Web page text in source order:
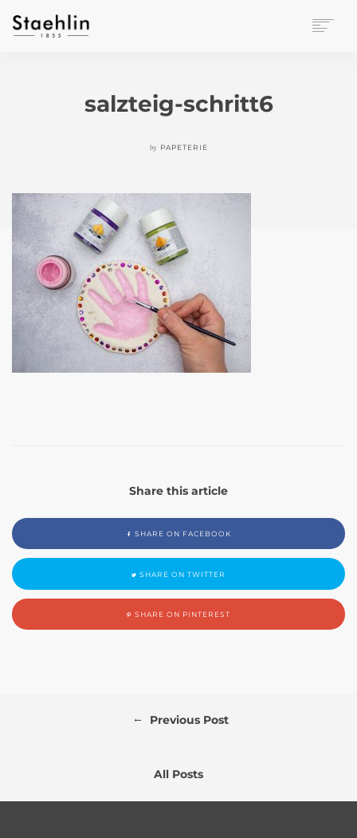
VERANSTALTUNGEN
salzteig-schritt6
by PAPETERIE
Share this article
SHARE ON FACEBOOK
SHARE ON TWITTER
SHARE ON PINTEREST
← Previous Post
All Posts